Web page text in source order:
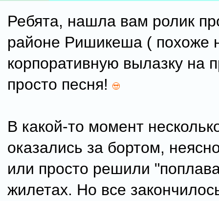
Ребята, нашла вам ролик
районе Ришикеша ( похоже
корпоративную вылазку на
просто песня!
В какой-то момент
оказались за бортом,
или просто решили
жилетах. Но все